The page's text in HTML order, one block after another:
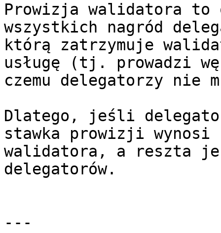
Prowizja walidatora to
wszystkich nagród
którą zatrzymuje
usługę (tj. prowadzi
czemu delegatorzy nie
Dlatego, jeśli
stawka prowizji wynosi
walidatora, a reszta
delegatorów.
---